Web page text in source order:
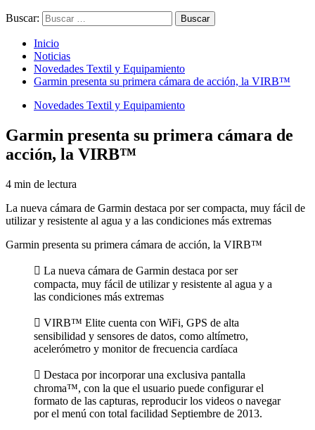
Buscar:
Inicio
Noticias
Novedades Textil y Equipamiento
Garmin presenta su primera cámara de acción, la VIRB™
Novedades Textil y Equipamiento
Garmin presenta su primera cámara de
acción, la VIRB™
4 min de lectura
La nueva cámara de Garmin destaca por ser compacta, muy fácil de
utilizar y resistente al agua y a las condiciones más extremas
Garmin presenta su primera cámara de acción, la VIRB™
 La nueva cámara de Garmin destaca por ser
compacta, muy fácil de utilizar y resistente al agua y a
las condiciones más extremas
 VIRB™ Elite cuenta con WiFi, GPS de alta
sensibilidad y sensores de datos, como altímetro,
acelerómetro y monitor de frecuencia cardíaca
 Destaca por incorporar una exclusiva pantalla
chroma™, con la que el usuario puede configurar el
formato de las capturas, reproducir los videos o navegar
por el menú con total facilidad Septiembre de 2013.